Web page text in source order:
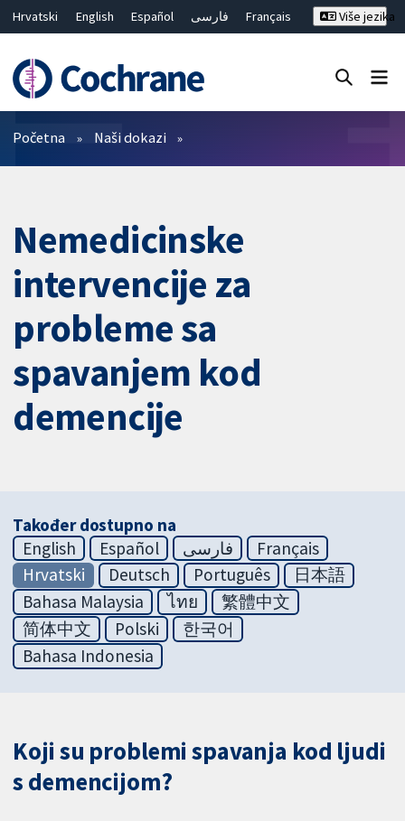
Hrvatski English Español فارسی
Français
繁體中文
简体中文
Više jezika
Prečistači
Početna Naši dokazi
Nemedicinske
intervencije za
probleme sa
spavanjem kod
demencije
Također dostupno na
English
Español فارسی
Français
Hrvatski
Deutsch Português
日本語
Bahasa Malaysia
ไทย
繁體中文
简体中文
Polski
한국어
Bahasa Indonesia
Koji su problemi spavanja kod ljudi
s demencijom?